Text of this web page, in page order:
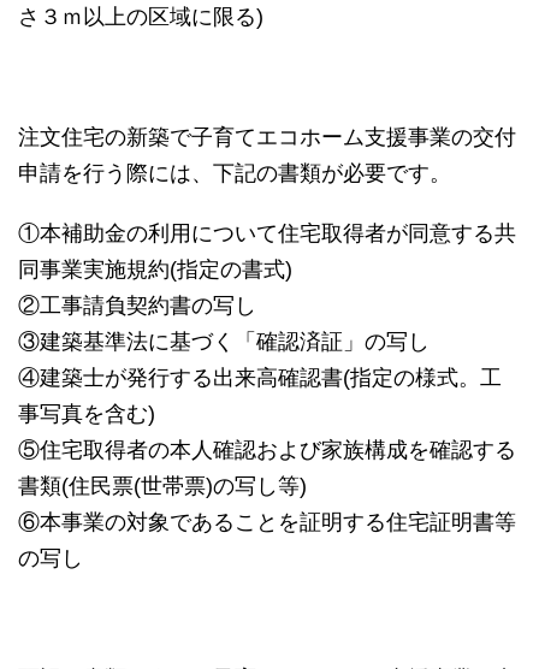
さ３ｍ以上の区域に限る)
注文住宅の新築で子育てエコホーム支援事業の交付
申請を行う際には、下記の書類が必要です。
①本補助金の利用について住宅取得者が同意する共
同事業実施規約(指定の書式)
②工事請負契約書の写し
③建築基準法に基づく「確認済証」の写し
④建築士が発行する出来高確認書(指定の様式。工
事写真を含む)
⑤住宅取得者の本人確認および家族構成を確認する
書類(住民票(世帯票)の写し等)
⑥本事業の対象であることを証明する住宅証明書等
の写し